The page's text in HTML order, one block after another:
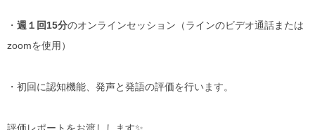
・ 週１回15分のオンラインセッション（ラインのビデオ通話または
zoomを使用）
・初回に認知機能、発声と発語の評価を行います。
評価レポートをお渡しします✨